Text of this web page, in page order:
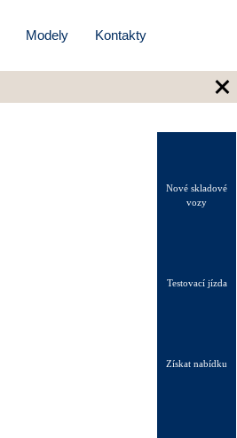
Modely Kontakty
×
Nové skladové
vozy
Testovací jízda
Získat nabídku